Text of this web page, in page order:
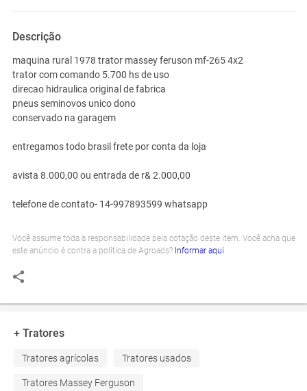
Descrição
maquina rural 1978 trator massey feruson mf-265 4x2
trator com comando 5.700 hs de uso
direcao hidraulica original de fabrica
pneus seminovos unico dono
conservado na garagem
entregamos todo brasil frete por conta da loja
avista 8.000,00 ou entrada de r& 2.000,00
telefone de contato- 14-997893599 whatsapp
Você assume toda a responsabilidade pela cotação deste item. Você acha que
este anúncio é contra a política de Agroads? Informar aqui
+ Tratores
Tratores agrícolas Tratores usados
Tratores Massey Ferguson